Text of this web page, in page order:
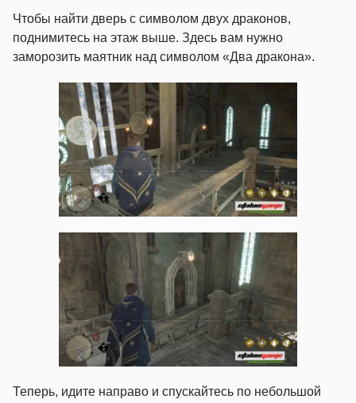
Чтобы найти дверь с символом двух драконов,
поднимитесь на этаж выше. Здесь вам нужно
заморозить маятник над символом «Два дракона».
Теперь, идите направо и спускайтесь по небольшой